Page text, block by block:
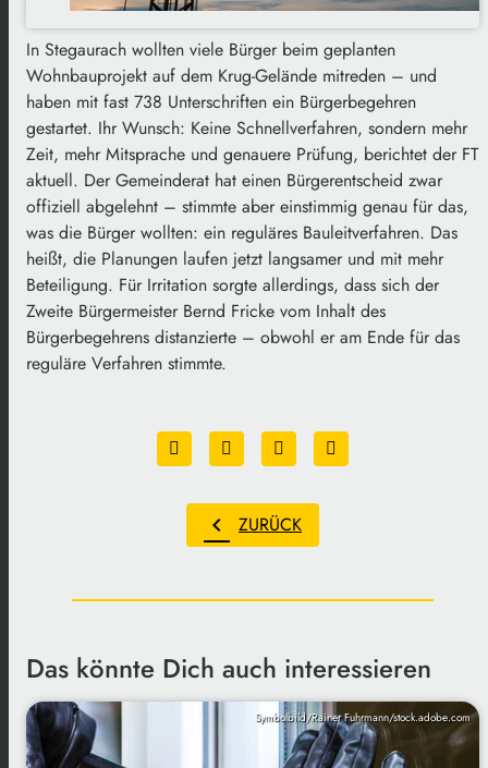
In Stegaurach wollten viele Bürger beim geplanten
Wohnbauprojekt auf dem Krug-Gelände mitreden – und
haben mit fast 738 Unterschriften ein Bürgerbegehren
gestartet. Ihr Wunsch: Keine Schnellverfahren, sondern mehr
Zeit, mehr Mitsprache und genauere Prüfung, berichtet der FT
aktuell. Der Gemeinderat hat einen Bürgerentscheid zwar
offiziell abgelehnt – stimmte aber einstimmig genau für das,
was die Bürger wollten: ein reguläres Bauleitverfahren. Das
heißt, die Planungen laufen jetzt langsamer und mit mehr
Beteiligung. Für Irritation sorgte allerdings, dass sich der
Zweite Bürgermeister Bernd Fricke vom Inhalt des
Bürgerbegehrens distanzierte – obwohl er am Ende für das
reguläre Verfahren stimmte.
chevron_left ZURÜCK
Das könnte Dich auch interessieren
Symbolbild/Rainer Fuhrmann/stock.adobe.com